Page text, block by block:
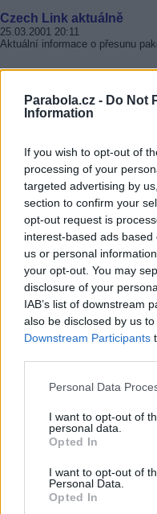
Parabola.cz - Do Not
Information
If you wish to opt-out of
processing of your
targeted advertising by
section to confirm your
opt-out request is
interest-based ads
us or personal
your opt-out. You may
disclosure of your
IAB’s list of downstream
also be disclosed by us
Downstream Participants
Personal Data
I want to opt-out of
personal data.
Opted In
I want to opt-out of
Personal Data.
Opted In
Czech Link aktuálně
25.03.2001 20:11
Aktuální informace o přesunu
Sport ze satelitu
23.03.2001 00:12
Základní přehled vysílání
Zahraniční placená TV
15.03.2001 21:48
Popis nejzajímavějších
NOVA přes satelit?
14.03.2001 01:48
Zajímavé otázky a odpovědi z
10.3.2001
Philips + regiony UPC
14.03.2001 01:46
Většina diváků si pořídila UPC
maximálně 22 programů
programům v paketu UPC
Erotika a porno ze satelitu
nalezneme. Pokud začneme
počátek 90.let, kdy byl trh
Přijímač UPC Philips v
12.03.2001 21:46
Na tyto a další otázky se Vám
krátkodobém zkoumání přijímače